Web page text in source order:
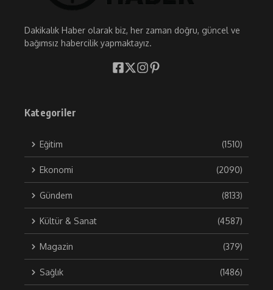
Dakikalık Haber olarak biz, her zaman doğru, güncel ve
bağımsız habercilik yapmaktayız.
Kategoriler
Eğitim (1510)
Ekonomi (2090)
Gündem (8133)
Kültür & Sanat (4587)
Magazin (379)
Sağlık (1486)